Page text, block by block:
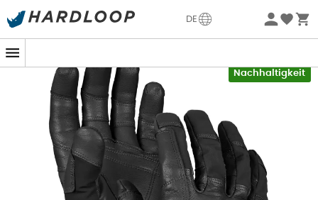
DE
Sommerangebote🔥 -5% EXTRA ab 2 Produkten* Code
Nachhaltigkeit